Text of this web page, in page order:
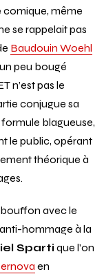
comique, même
se rappelait pas
Baudouin Woehl
peu bougé
n’est pas le
conjugue sa
blagueuse,
le public, opérant
théorique à
avec le
hommage à la
Spartique l’on
en